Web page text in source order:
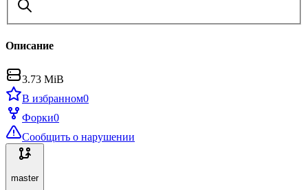
Описание
3.73 MiB
В избранном0
Форки0
Сообщить о нарушении
master